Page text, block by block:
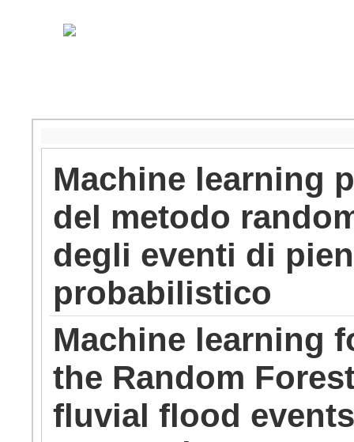
Machine learning
del metodo
degli eventi di
probabilistico
Machine learning
the Random
fluvial flood